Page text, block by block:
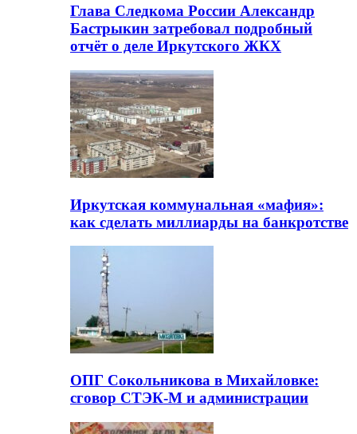
Глава Следкома России Александр
Бастрыкин затребовал подробный
отчёт о деле Иркутского ЖКХ
Иркутская коммунальная «мафия»:
как сделать миллиарды на банкротстве
ОПГ Сокольникова в Михайловке:
сговор СТЭК-М и администрации